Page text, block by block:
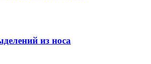
из носа